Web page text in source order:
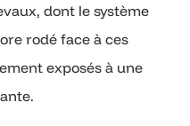
dont le système
rodé face à ces
exposés à une